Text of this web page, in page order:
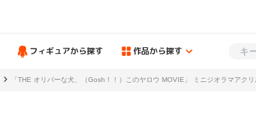
フィギュアから探す 作品から探す
「THE オリバーな犬、（Gosh！！）このヤロウ MOVIE」 ミニジオラマアク